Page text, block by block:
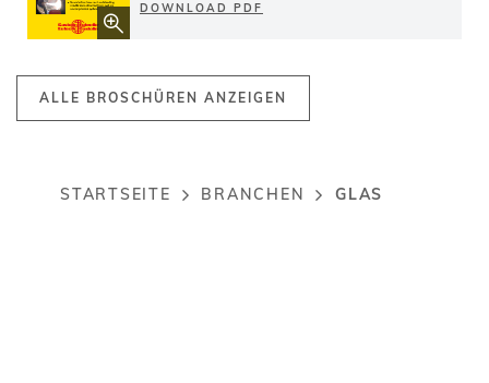
STARTSEITE BRANCHEN GLAS
ALLE BROSCHÜREN ANZEIGEN
DOWNLOAD PDF